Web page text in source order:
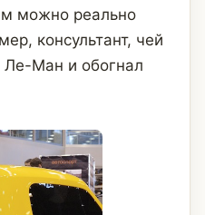
можно реально
консультант, чей
Ле-Ман и обогнал